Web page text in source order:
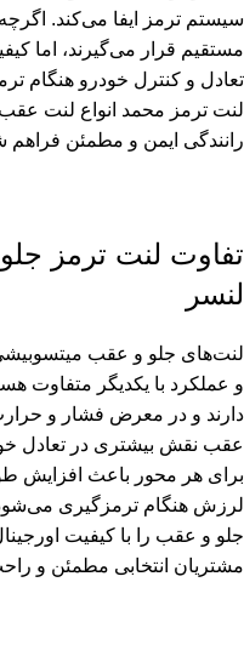
سیستم ترمز ایفا می‌کند.
مستقیم قرار می‌گیرند، اما
تعادل و کنترل خودرو هنگام
رانندگی ایمن و مطمئن فراهم
تفاوت لنت ترمز
لنسر
لنت‌های جلو و عقب
و عملکرد با یکدیگر متفاوت
دارند و در معرض فشار و
عقب نقش بیشتری در تعادل
برای هر محور باعث افزایش
لرزش هنگام ترمزگیری
مشتریان انتخابی مطمئن و